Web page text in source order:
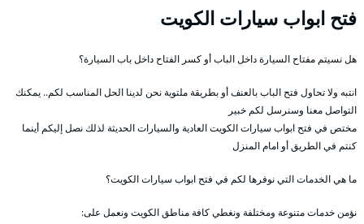
فتح ابواب سيارات الكويت
هل نسيتم مفتاح السيارة داخل الباب أو كسر الفتاح داخل باب السيارة؟
انتبه ولا تحاول فتح الباب بالعنف أو بطريقة ملتوية نحن لدينا الحل المناسب لكم.. يمكنك
التواصل معنا وسنرسل لكم خبير
مختص في فتح ابواب سيارات الكويت العادية والسيارات الحديثة لذلك نصل إليكم أينما
كنتم في الطريق أو امام المنزل
ما هي الخدمات التي نوفرها لكم في فتح ابواب سيارات الكويت؟
نؤمن خدمات متنوعة ومختلفة ونغطي كافة مناطق الكويت ونعمل على: